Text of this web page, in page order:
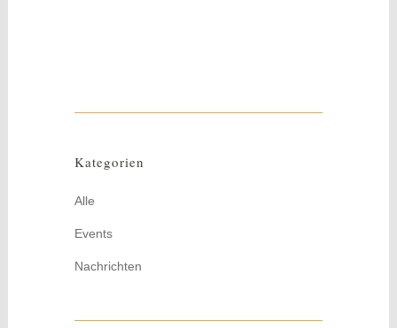
Kategorien
Alle
Events
Nachrichten